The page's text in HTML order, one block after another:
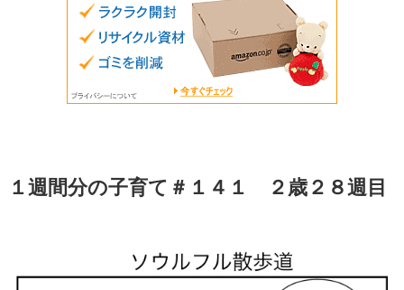
１週間分の子育て＃１４１ ２歳２８週目